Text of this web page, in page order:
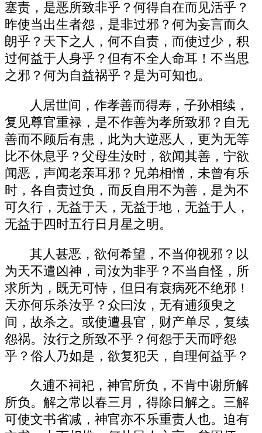
塞责，是恶所致非乎？何得自在而见活乎？
昨使当出生者怨，是非过邪？何为妄言而久
朗乎？天下之人，何不自责，而使过少，积
过何益于人身乎？但有不全人命耳！不当思
之邪？何为自益祸乎？是为可知也。
人居世间，作孝善而得寿，子孙相续，
复见尊官重禄，是不作善为孝所致邪？自无
善而不顾后有患，此为大逆恶人，更为无等
比不休息乎？父母生汝时，欲闻其善，宁欲
闻恶，声闻老亲耳邪？兄弟相憎，未曾有乐
时，各自责过负，而反自用不为善，是为不
可久行，无益于天，无益于地，无益于人，
无益于四时五行日月星之明。
其人甚恶，欲何希望，不当仰视邪？以
为天不遣凶神，司汝为非乎？不当自怪，所
求所为，既无可恃，但日有衰病死不绝邪！
天亦何乐杀汝乎？众曰汝，无有逋须臾之
间，故杀之。或使遭县官，财产单尽，复续
怨祸。汝行之所致不乎？何怨于天而呼怨
乎？俗人乃如是，欲复犯天，自理何益乎？
久逋不祠祀，神官所负，不肯中谢所解
所负。解之常以春三月，得除日解之。三解
可使文书省减，神官亦不乐重责人也。迫有